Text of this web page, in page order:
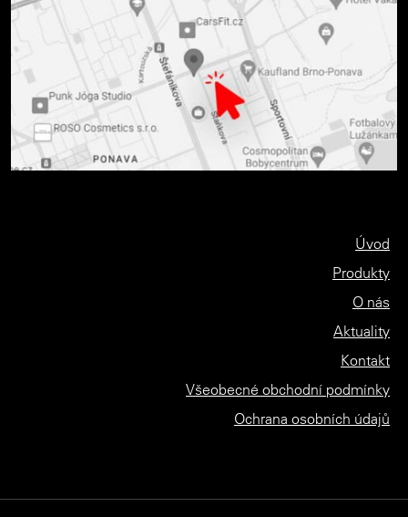
Úvod
Produkty
O nás
Aktuality
Kontakt
Všeobecné obchodní podmínky
Ochrana osobních údajů